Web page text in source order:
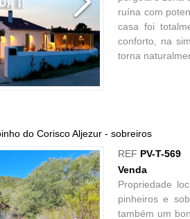
ruína com
casa foi
conforto, na
torna
do Corisco Aljezur - sobreiros
REF PV-T-569
Venda
Propriedade
pinheiros e
também um